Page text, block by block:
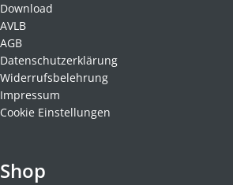
Download
AVLB
AGB
Datenschutzerklärung
Widerrufsbelehrung
Impressum
Cookie Einstellungen
Shop